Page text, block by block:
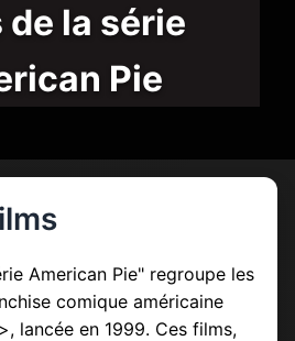
de la série
Pie
American Pie" regroupe les
comique américaine
lancée en 1999. Ces films,